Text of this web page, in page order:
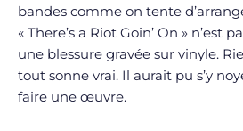
bandes comme on tente
« There’s a Riot Goin’ On » n’est
une blessure gravée sur vinyle.
tout sonne vrai. Il aurait pu s’y
faire une œuvre.